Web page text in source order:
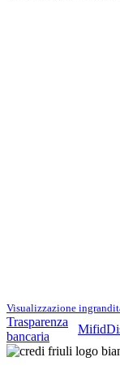
Visualizzazione
Trasparenza
bancaria
Mifid